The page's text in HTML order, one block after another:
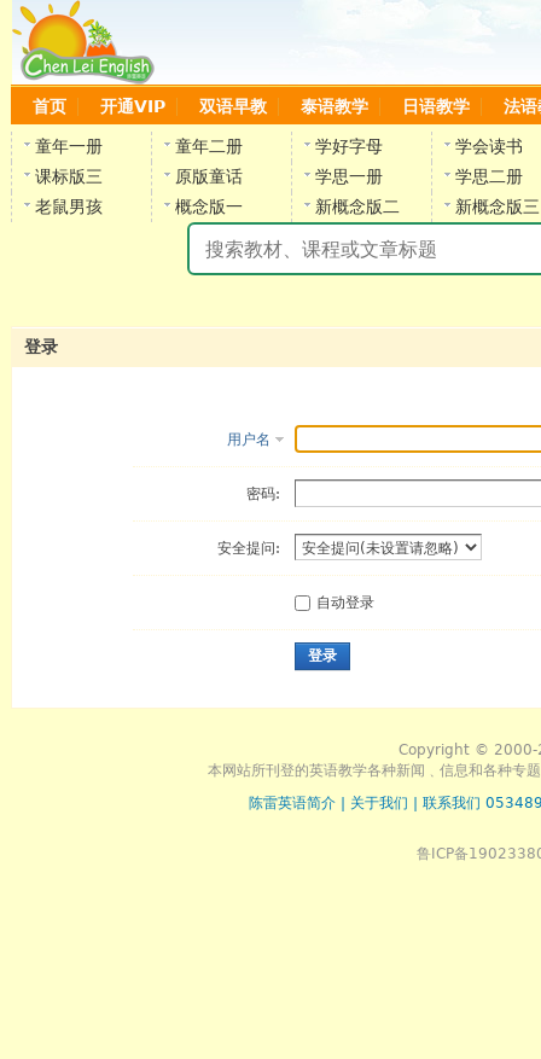
首页 开通VIP 双语早教 泰语教学 日语教学 法语
童年一册 童年二册 学好字母
学会读书
课标版三
原版童话 学思一册
学思二册
老鼠男孩
概念版一 新概念版二 新概念版三
登录
用户名
密码:
安全提问:
自动登录
登录
Copyright © 2000-
本网站所刊登的英语教学各种新闻﹑信息和各种专
陈雷英语简介
关于我们 联系我们
鲁ICP备